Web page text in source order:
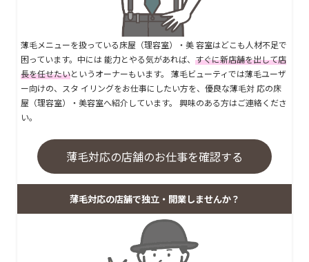
薄毛メニューを扱っている床屋（理容室）・美 容室はどこも人材不足で
困っています。中には 能力とやる気があれば、 すぐに新店舗を出して店
長を任せたいというオーナーもいます。 薄毛ビューティでは薄毛ユーザ
ー向けの、スタ イリングをお仕事にしたい方を、優良な薄毛対 応の床
屋（理容室）・美容室へ紹介しています。 興味のある方はご連絡くださ
い。
薄毛対応の店舗のお仕事を確認する
薄毛対応の店舗で独立・開業しませんか？